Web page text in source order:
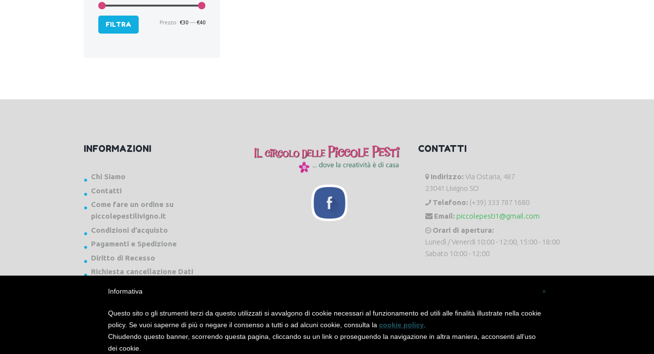
Prezzo
Prezzo
FILTRA Prezzo: €30 —€40
INFORMAZIONI
Chi Siamo
Contatti
Come fare un ordine su
piccolepestilivigno.it
Condizioni d’acquisto
Pagamenti e Spedizione
Diritto di Recesso
Richiesta cancellazione Dati
CONTATTI
Indirizzo: Via Ostaria, 487
23041 Livigno SO
Telefono: (+39) 333 787 1680
Email: piccolepesti1@gmail.com
Orari di apertura:
Lunedì / Venerdi 10:00 - 12:00, 15:00 - 18:00
Sabato 10:00 - 12:00
Piccole Pesti Livigno © 2024 Tutti i diritti riservati. -Privacy Policy-Cookie Policy
×
Informativa
Questo sito o gli strumenti terzi da questo utilizzati si avvalgono di cookie necessari al funzionamento ed utili alle finalità illustrate nella cookie
policy. Se vuoi saperne di più o negare il consenso a tutti o ad alcuni cookie, consulta la cookie policy
Chiudendo questo banner, scorrendo questa pagina, cliccando su un link o proseguendo la navigazione in altra maniera, acconsenti all’uso
dei cookie.